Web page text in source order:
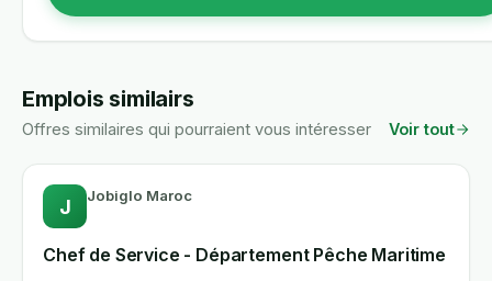
Emplois similairs
Offres similaires qui pourraient vous intéresser Voir tout
J Jobiglo Maroc
Chef de Service - Département Pêche Maritime